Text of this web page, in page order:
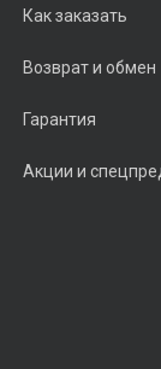
Как заказать
Возврат и обмен
Гарантия
Акции и